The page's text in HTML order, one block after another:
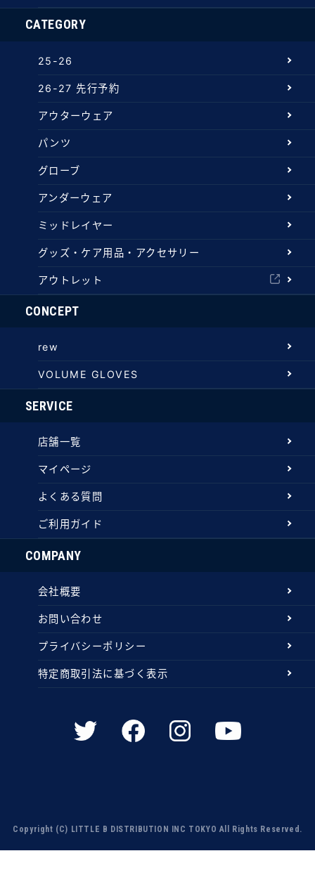
CATEGORY
25-26
26-27 先行予約
アウターウェア
パンツ
グローブ
アンダーウェア
ミッドレイヤー
グッズ・ケア用品・アクセサリー
アウトレット
CONCEPT
rew
VOLUME GLOVES
SERVICE
店舗一覧
マイページ
よくある質問
ご利用ガイド
COMPANY
会社概要
お問い合わせ
プライバシーポリシー
特定商取引法に基づく表示
Copyright (C) LITTLE B DISTRIBUTION INC TOKYO All Rights Reserved.